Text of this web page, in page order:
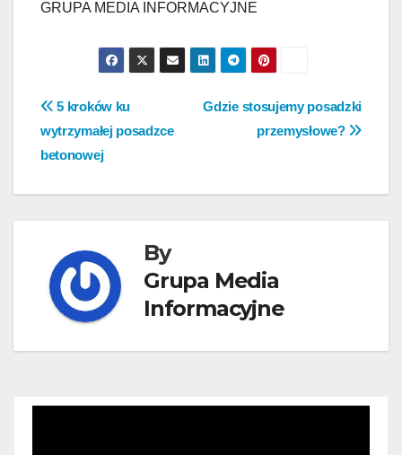
GRUPA MEDIA INFORMACYJNE
Nawigacja
wpisu
Gdzie stosujemy posadzki
przemysłowe?
5 kroków ku
wytrzymałej posadzce
betonowej
By
Grupa Media
Informacyjne